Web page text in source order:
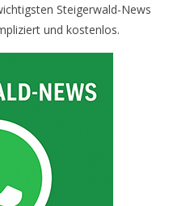
Steigerwald-News
und kostenlos.